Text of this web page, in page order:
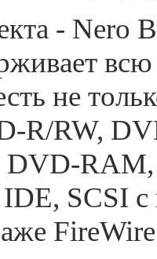
- Nero
не
R/RW,
SCSI